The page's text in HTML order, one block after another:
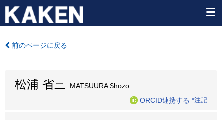
前のページに戻る
松浦 省三
MATSUURA Shozo
ORCID連携する *注記